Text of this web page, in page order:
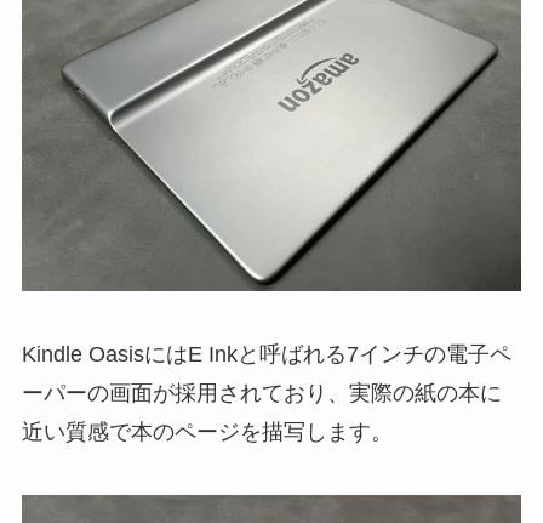
Kindle OasisにはE Inkと呼ばれる7インチの電子ペ
ーパーの画面が採用されており、実際の紙の本に
近い質感で本のページを描写します。